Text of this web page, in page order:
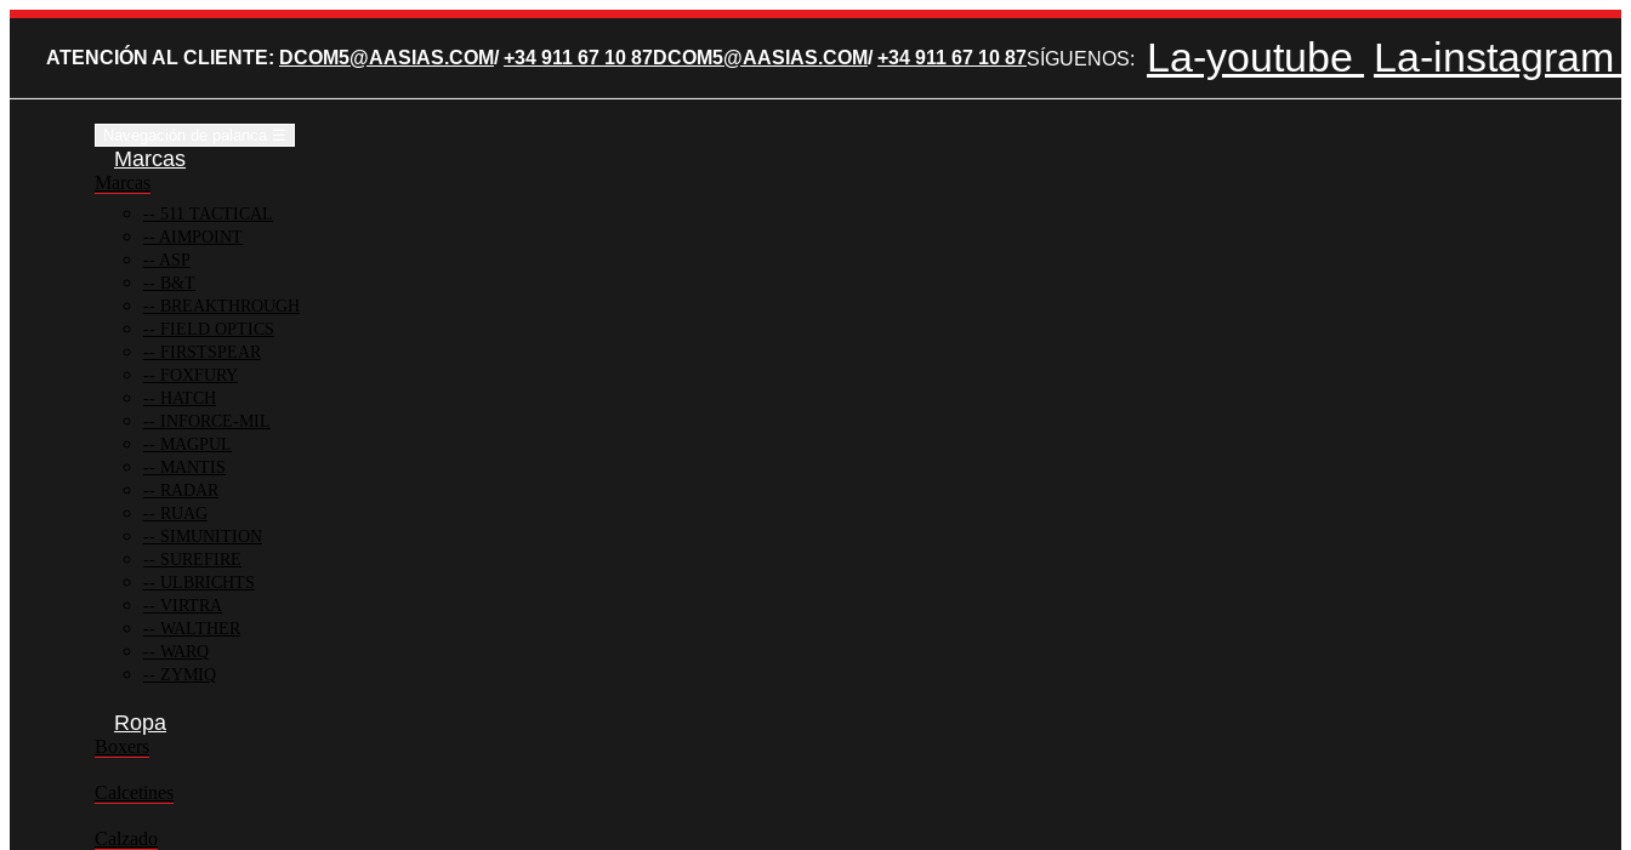
ATENCIÓN AL CLIENTE: DCOM5@AASIAS.COM/+34 911 67 10 87DCOM5@AASIAS.COM/+34 911 67 10 87SÍGUENOS: La-youtube La-instagram
Marcas
Marcas
511 TACTICAL
AIMPOINT
ASP
B&T
BREAKTHROUGH
FIELD OPTICS
FIRSTSPEAR
FOXFURY
HATCH
INFORCE-MIL
MAGPUL
MANTIS
RADAR
RUAG
SIMUNITION
SUREFIRE
ULBRICHTS
VIRTRA
WALTHER
WARQ
ZYMIQ
Ropa
Boxers
Calcetines
Calzado